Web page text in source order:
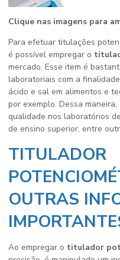
Clique nas imagens para
Para efetuar titulações
é possível empregar o
mercado. Esse item é
laboratoriais com a
ácido e sal em alimentos e
por exemplo. Dessa
qualidade nos laboratórios
de ensino superior, entre
TITULADOR
OUTRAS
Ao empregar o titulador